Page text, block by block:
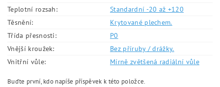
Teplotní rozsah:
Standardní -20 až +120
Těsnění:
Krytované plechem.
Třída přesnosti:
P0
Vnější kroužek:
Bez příruby / drážky.
Vnitřní vůle:
Mírně zvětšená radiální vůle
Buďte první, kdo napíše příspěvek k této položce.